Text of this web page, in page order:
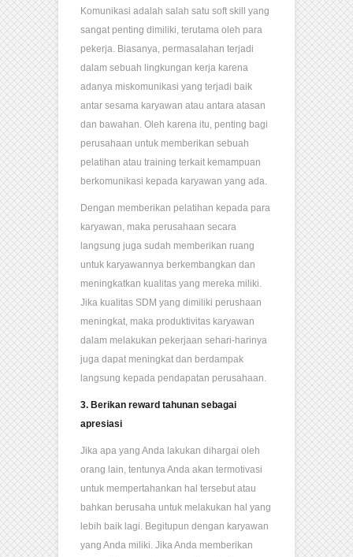
Komunikasi adalah salah satu soft skill yang
sangat penting dimiliki, terutama oleh para
pekerja. Biasanya, permasalahan terjadi
dalam sebuah lingkungan kerja karena
adanya miskomunikasi yang terjadi baik
antar sesama karyawan atau antara atasan
dan bawahan. Oleh karena itu, penting bagi
perusahaan untuk memberikan sebuah
pelatihan atau training terkait kemampuan
berkomunikasi kepada karyawan yang ada.
Dengan memberikan pelatihan kepada para
karyawan, maka perusahaan secara
langsung juga sudah memberikan ruang
untuk karyawannya berkembangkan dan
meningkatkan kualitas yang mereka miliki.
Jika kualitas SDM yang dimiliki perushaan
meningkat, maka produktivitas karyawan
dalam melakukan pekerjaan sehari-harinya
juga dapat meningkat dan berdampak
langsung kepada pendapatan perusahaan.
3. Berikan reward tahunan sebagai
apresiasi
Jika apa yang Anda lakukan dihargai oleh
orang lain, tentunya Anda akan termotivasi
untuk mempertahankan hal tersebut atau
bahkan berusaha untuk melakukan hal yang
lebih baik lagi. Begitupun dengan karyawan
yang Anda miliki. Jika Anda memberikan